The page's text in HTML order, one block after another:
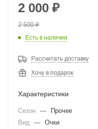
2 000 ₽
2 500₽
Есть в наличии
Рассчитать доставку
Хочу в подарок
Характеристики
Сезон —
Прочее
Вид
— Очки